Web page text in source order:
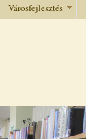
Városfejlesztés